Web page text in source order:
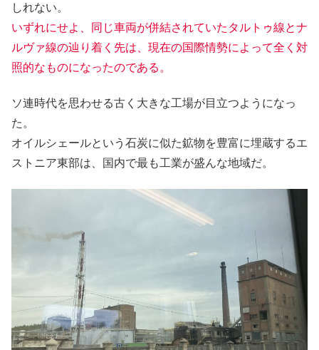
しれない。
いずれにせよ、同じ車両が併結されていたタルトゥ線とナ
ルヴァ線の辿り着く先は、現在の国際情勢によって全く対
照的なものになったのである。
ソ連時代を思わせる古く大きな工場が目立つようになっ
た。
オイルシェールという石炭に似た鉱物を豊富に埋蔵するエ
ストニア東部は、国内で最も工業が盛んな地域だ。